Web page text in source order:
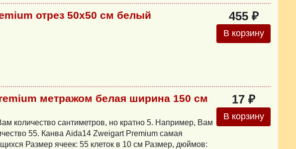
отрез 50х50 см белый 455 ₽
В корзину
метражом белая ширина 150 см
количество сантиметров, но кратно 5. Например, Вам
55. Канва Aida14 Zweigart Premium самая
Размер ячеек: 55 клеток в 10 см Размер, дюймов:
17 ₽
В корзину